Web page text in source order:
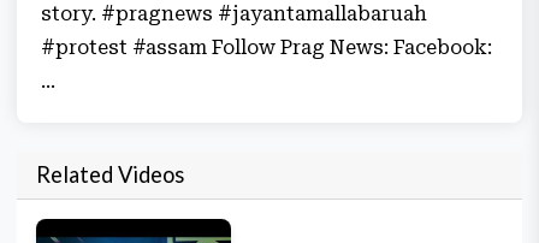
story. #pragnews #jayantamallabaruah
#protest #assam Follow Prag News: Facebook:
...
Related Videos